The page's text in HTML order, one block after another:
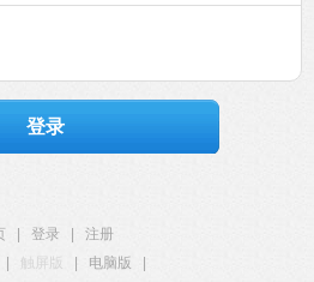
登录
登录
注册
触屏版 电脑版